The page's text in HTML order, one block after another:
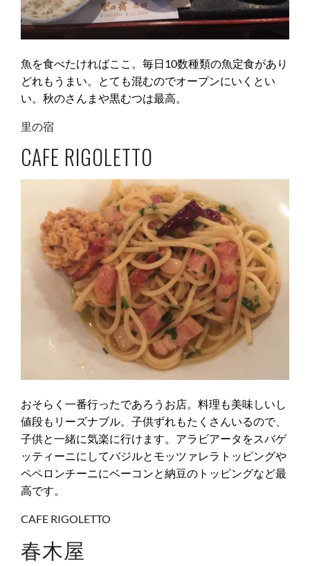
魚を食べたければここ。毎日10数種類の魚定食があり
どれもうまい。とても混むのでオープンにいくとい
い。秋のさんまや黒むつは最高。
里の宿
CAFE RIGOLETTO
おそらく一番行ったであろうお店。料理も美味しいし
値段もリーズナブル。子供ずれもたくさんいるので、
子供と一緒に気楽に行けます。アラビアータをスバゲ
ッティーニにしてバジルとモッツァレラトッピングや
ペペロンチーニにベーコンと納豆のトッピングなど最
高です。
CAFE RIGOLETTO
春木屋